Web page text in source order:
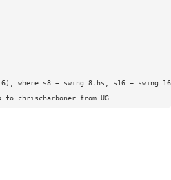
where s8 = swing 8ths, s16 = swing
to chrischarboner from UG